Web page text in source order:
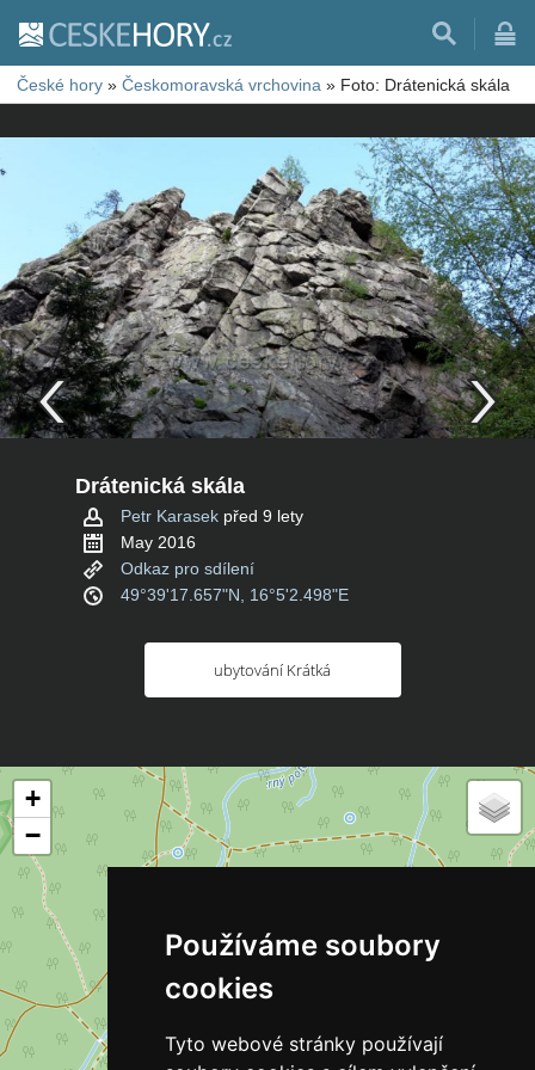
Používáme soubory
cookies
Tyto webové stránky používají
České hory » Českomoravská vrchovina » Foto: Drátenická skála
Drátenická skála
Petr Karasek před 9 lety
May 2016
Odkaz pro sdílení
49°39'17.657"N, 16°5'2.498"E
ubytování Krátká
+
−